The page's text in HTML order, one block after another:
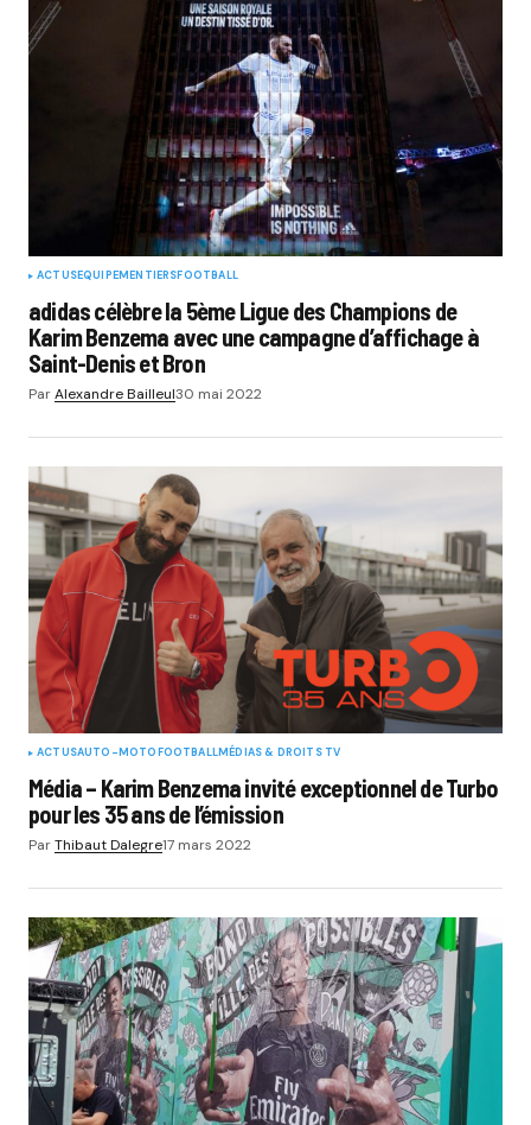
ACTUSEQUIPEMENTIERSFOOTBALL
adidas célèbre la 5ème Ligue des Champions de
Karim Benzema avec une campagne d’affichage à
Saint-Denis et Bron
ParAlexandre Bailleul30 mai 2022
ACTUSAUTO-MOTOFOOTBALLMÉDIAS & DROITS TV
Média – Karim Benzema invité exceptionnel de Turbo
pour les 35 ans de l’émission
ParThibaut Dalegre17 mars 2022